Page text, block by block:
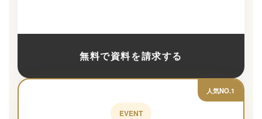
無料で資料を請求する
人気NO.1
EVENT